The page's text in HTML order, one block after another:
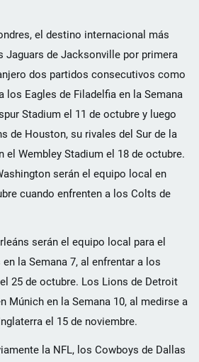
el destino internacional más
Jaguars de Jacksonville por primera
dos partidos consecutivos como
los Eagles de Filadelfia en la Semana
Stadium el 11 de octubre y luego
de Houston, su rivales del Sur de la
el Wembley Stadium el 18 de octubre.
serán el equipo local en
cuando enfrenten a los Colts de
serán el equipo local para el
la Semana 7, al enfrentar a los
25 de octubre. Los Lions de Detroit
Múnich en la Semana 10, al medirse a
el 15 de noviembre.
la NFL, los Cowboys de Dallas